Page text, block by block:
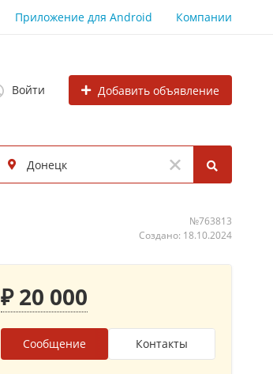
Приложение для Android Компании
Войти Добавить объявление
№763813
Создано: 18.10.2024
₽ 20 000
Сообщение Контакты